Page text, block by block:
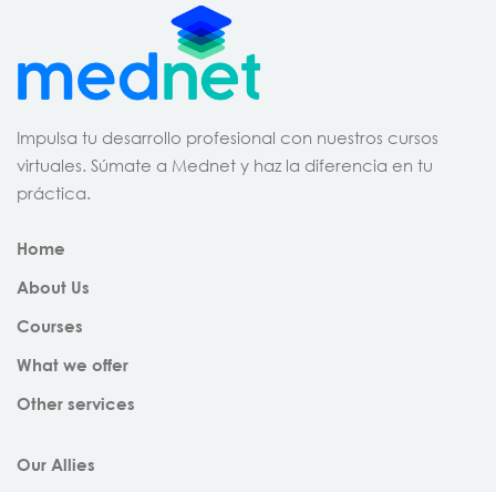
Impulsa tu desarrollo profesional con nuestros cursos
virtuales. Súmate a Mednet y haz la diferencia en tu
práctica.
Home
About Us
Courses
What we offer
Other services
Our Allies